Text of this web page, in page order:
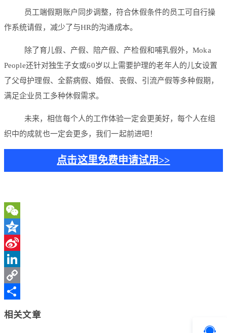
员工端假期账户同步调整，符合休假条件的员工可自行操
作系统请假，减少了与HR的沟通成本。
除了育儿假、产假、陪产假、产检假和哺乳假外，Moka
People还针对独生子女或60岁以上需要护理的老年人的儿女设置
了父母护理假、全薪病假、婚假、丧假、引流产假等多种假期，
满足企业员工多种休假需求。
未来，相信每个人的工作体验一定会更美好，每个人在组
织中的成就也一定会更多，我们一起前进吧！
点击这里免费申请试用>>
WeChat
Qzone
Sina
Weibo
LinkedIn
Copy
相关文章